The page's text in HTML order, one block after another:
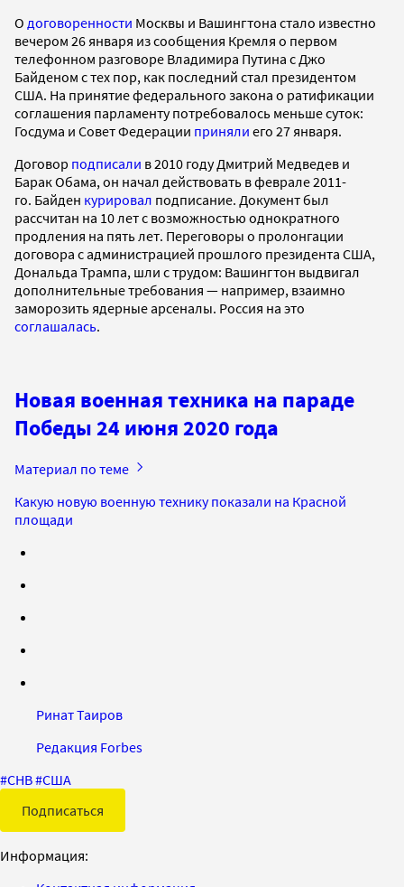
О договоренности Москвы и Вашингтона стало известно
вечером 26 января из сообщения Кремля о первом
телефонном разговоре Владимира Путина с Джо
Байденом с тех пор, как последний стал президентом
США. На принятие федерального закона о ратификации
соглашения парламенту потребовалось меньше суток:
Госдума и Совет Федерации приняли его 27 января.
Договор подписали в 2010 году Дмитрий Медведев и
Барак Обама, он начал действовать в феврале 2011-
го. Байден курировал подписание. Документ был
рассчитан на 10 лет с возможностью однократного
продления на пять лет. Переговоры о пролонгации
договора с администрацией прошлого президента США,
Дональда Трампа, шли с трудом: Вашингтон выдвигал
дополнительные требования — например, взаимно
заморозить ядерные арсеналы. Россия на это
соглашалась.
Новая военная техника на параде
Победы 24 июня 2020 года
Материал по теме
Какую новую военную технику показали на Красной
площади
Ринат Таиров
Редакция Forbes
#СНВ#США
Подписаться
Информация: